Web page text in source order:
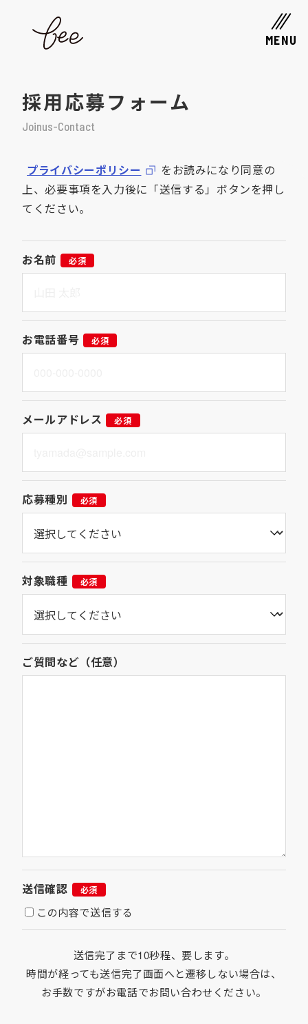
MENU
採用応募フォーム
Joinus-Contact
プライバシーポリシー
をお読みになり同意の
上、必要事項を入力後に「送信する」ボタンを押し
てください。
お名前 必須
お電話番号 必須
メールアドレス 必須
応募種別 必須
対象職種 必須
ご質問など（任意）
送信確認 必須
この内容で送信する
送信完了まで10秒程、要します。
時間が経っても送信完了画面へと遷移しない場合は、
お手数ですがお電話でお問い合わせください。